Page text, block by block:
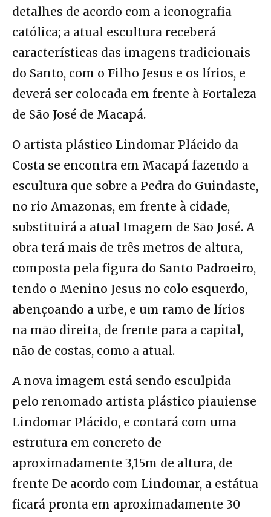
detalhes de acordo com a iconografia
católica; a atual escultura receberá
características das imagens tradicionais
do Santo, com o Filho Jesus e os lírios, e
deverá ser colocada em frente à Fortaleza
de São José de Macapá.
O artista plástico Lindomar Plácido da
Costa se encontra em Macapá fazendo a
escultura que sobre a Pedra do Guindaste,
no rio Amazonas, em frente à cidade,
substituirá a atual Imagem de São José. A
obra terá mais de três metros de altura,
composta pela figura do Santo Padroeiro,
tendo o Menino Jesus no colo esquerdo,
abençoando a urbe, e um ramo de lírios
na mão direita, de frente para a capital,
não de costas, como a atual.
A nova imagem está sendo esculpida
pelo renomado artista plástico piauiense
Lindomar Plácido, e contará com uma
estrutura em concreto de
aproximadamente 3,15m de altura, de
frente De acordo com Lindomar, a estátua
ficará pronta em aproximadamente 30